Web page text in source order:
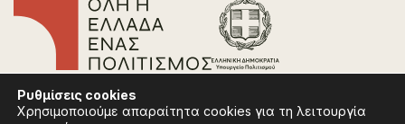
Συχνές Ερωτήσεις
Πολιτική Απορρήτου
Ρυθμίσεις cookies
Χρησιμοποιούμε απαραίτητα cookies για τη λειτουργία